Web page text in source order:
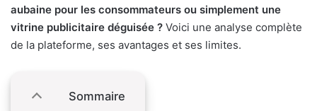
aubaine pour les consommateurs ou simplement une
vitrine publicitaire déguisée ? Voici une analyse complète
de la plateforme, ses avantages et ses limites.
Sommaire